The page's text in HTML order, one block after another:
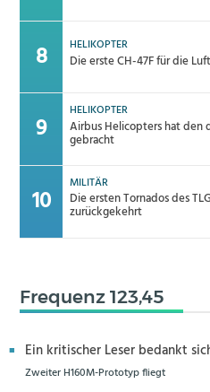
HELIKOPTER
Die erste CH-47F für die
HELIKOPTER
Airbus Helicopters hat
gebracht
MILITÄR
Die ersten Tornados des
zurückgekehrt
Frequenz 123,45
Ein kritischer Leser bedankt
Zweiter H160M-Prototyp fliegt